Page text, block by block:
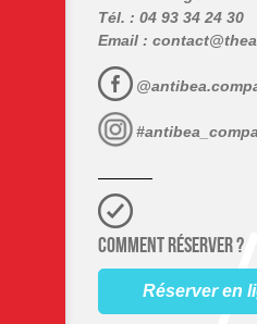
Tél. : 04 93 34 24 30
Email :
COMMENT RÉSERVER ?
Réserver en